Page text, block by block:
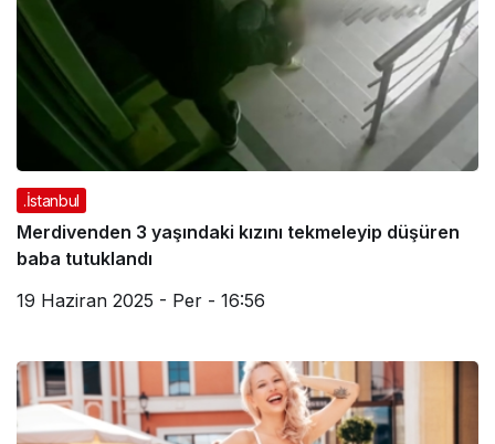
.İstanbul
Merdivenden 3 yaşındaki kızını tekmeleyip düşüren
baba tutuklandı
19 Haziran 2025 - Per - 16:56